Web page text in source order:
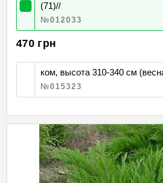
(71)//
№012033
470 грн
ком, высота 310-340 см
№015323